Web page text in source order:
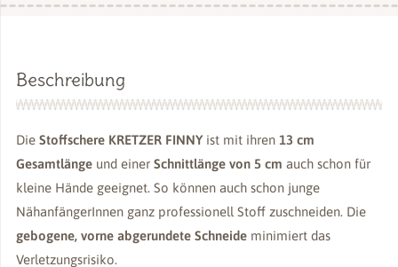
Beschreibung
Die Stoffschere KRETZER FINNYist mit ihren 13 cm
Gesamtlängeund einer Schnittlänge von 5 cm auch schon für
kleine Hände geeignet. So können auch schon junge
NähanfängerInnen ganz professionell Stoff zuschneiden. Die
gebogene, vorne abgerundete Schneideminimiert das
Verletzungsrisiko.